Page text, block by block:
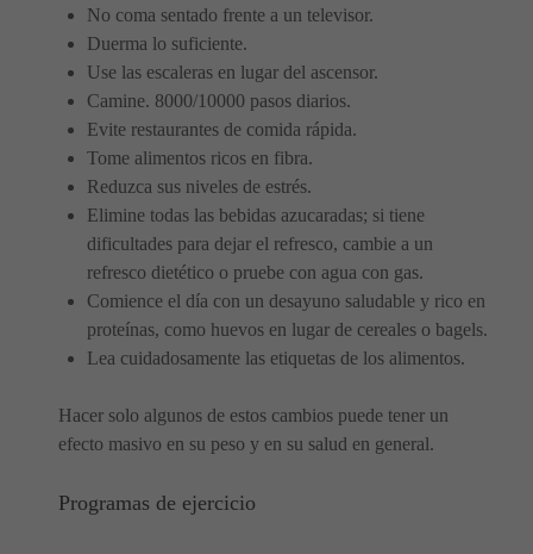
No coma sentado frente a un televisor.
Duerma lo suficiente.
Use las escaleras en lugar del ascensor.
Camine. 8000/10000 pasos diarios.
Evite restaurantes de comida rápida.
Tome alimentos ricos en fibra.
Reduzca sus niveles de estrés.
Elimine todas las bebidas azucaradas; si tiene
dificultades para dejar el refresco, cambie a un
refresco dietético o pruebe con agua con gas.
Comience el día con un desayuno saludable y rico en
proteínas, como huevos en lugar de cereales o bagels.
Lea cuidadosamente las etiquetas de los alimentos.
Hacer solo algunos de estos cambios puede tener un
efecto masivo en su peso y en su salud en general.
Programas de ejercicio